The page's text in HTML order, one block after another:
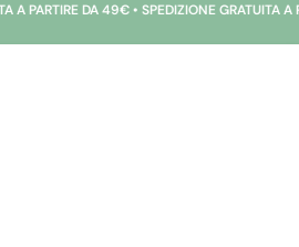
DA 49€ • SPEDIZIONE GRATUITA A